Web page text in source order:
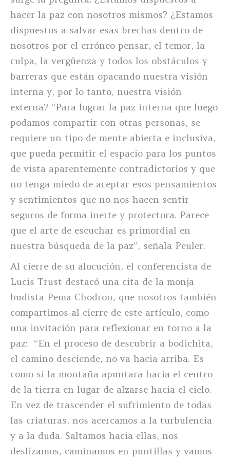
hacer la paz con nosotros mismos? ¿Estamos
dispuestos a salvar esas brechas dentro de
nosotros por el erróneo pensar, el temor, la
culpa, la vergüenza y todos los obstáculos y
barreras que están opacando nuestra visión
interna y, por lo tanto, nuestra visión
externa? “Para lograr la paz interna que luego
podamos compartir con otras personas, se
requiere un tipo de mente abierta e inclusiva,
que pueda permitir el espacio para los puntos
de vista aparentemente contradictorios y que
no tenga miedo de aceptar esos pensamientos
y sentimientos que no nos hacen sentir
seguros de forma inerte y protectora. Parece
que el arte de escuchar es primordial en
nuestra búsqueda de la paz”, señala Peuler.
Al cierre de su alocución, el conferencista de
Lucis Trust destacó una cita de la monja
budista Pema Chodron, que nosotros también
compartimos al cierre de este artículo, como
una invitación para reflexionar en torno a la
paz: “En el proceso de descubrir a bodichita,
el camino desciende, no va hacia arriba. Es
como si la montaña apuntara hacia el centro
de la tierra en lugar de alzarse hacia el cielo.
En vez de trascender el sufrimiento de todas
las criaturas, nos acercamos a la turbulencia
y a la duda. Saltamos hacia ellas, nos
deslizamos, caminamos en puntillas y vamos